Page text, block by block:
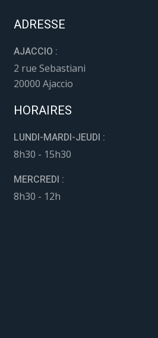
ADRESSE
AJACCIO :
2 rue Sebastiani
20000 Ajaccio
HORAIRES
LUNDI-MARDI-JEUDI :
8h30 - 15h30
MERCREDI :
8h30 - 12h